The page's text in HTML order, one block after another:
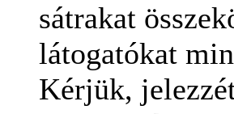
sátrakat
látogatókat
Kérjük,